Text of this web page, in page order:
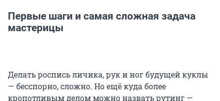
Первые шаги и самая сложная задача
мастерицы
Делать роспись личика, рук и ног будущей куклы
— бесспорно, сложно. Но ещё куда более
кропотливым делом можно назвать рутинг —